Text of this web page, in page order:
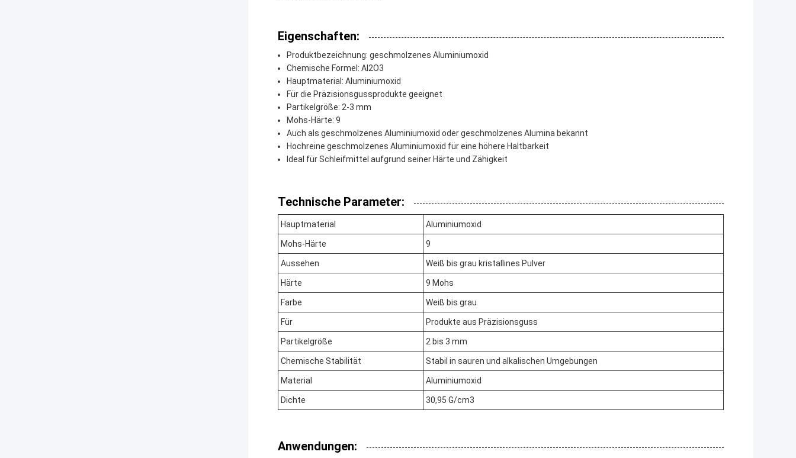
Eigenschaften:
Produktbezeichnung: geschmolzenes Aluminiumoxid
Chemische Formel: Al2O3
Hauptmaterial: Aluminiumoxid
Für die Präzisionsgussprodukte geeignet
Partikelgröße: 2-3 mm
Mohs-Härte: 9
Auch als geschmolzenes Aluminiumoxid oder geschmolzenes Alumina bekannt
Hochreine geschmolzenes Aluminiumoxid für eine höhere Haltbarkeit
Ideal für Schleifmittel aufgrund seiner Härte und Zähigkeit
Technische Parameter:
Hauptmaterial Aluminiumoxid
Mohs-Härte 9
Aussehen Weiß bis grau kristallines Pulver
Härte 9 Mohs
Farbe Weiß bis grau
Für Produkte aus Präzisionsguss
Partikelgröße 2 bis 3 mm
Chemische Stabilität Stabil in sauren und alkalischen Umgebungen
Material Aluminiumoxid
Dichte 30,95 G/cm3
Anwendungen: